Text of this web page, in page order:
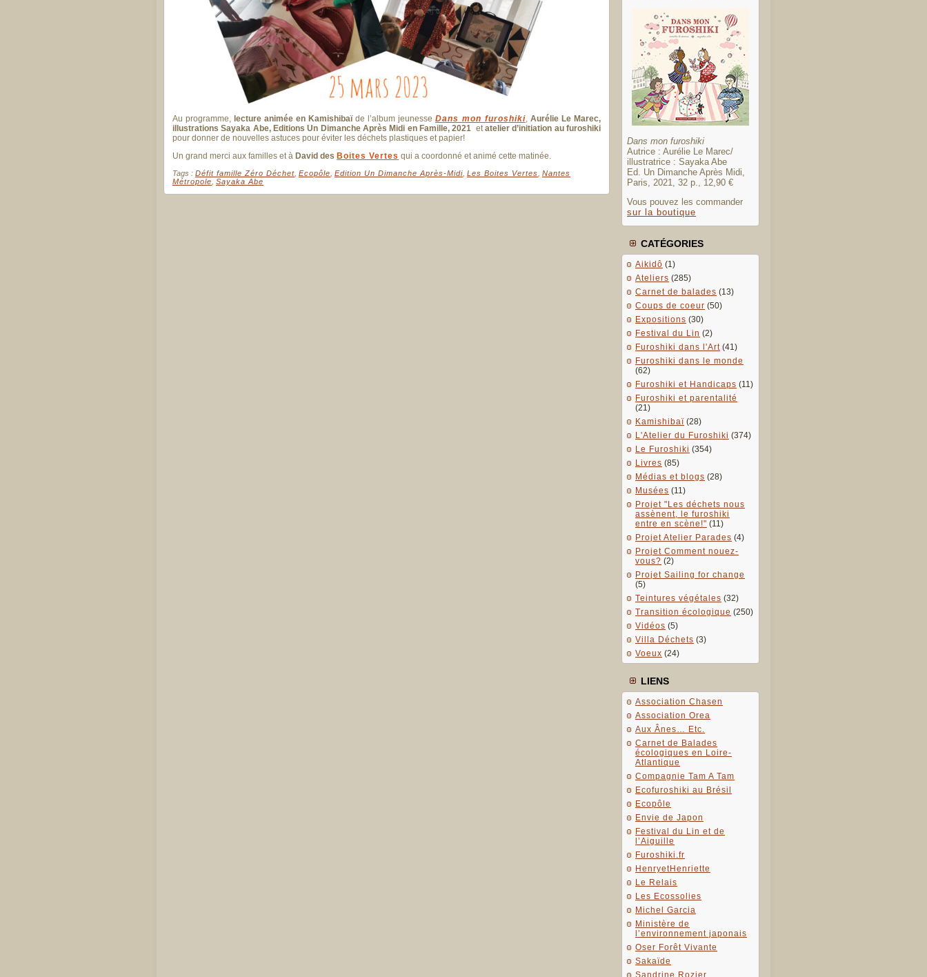
Au programme, lecture animée en Kamishibaïde l’album jeunesse Dans mon furoshiki Aurélie Le Marec,
illustrations Sayaka Abe, Editions Un Dimanche Après Midi en Famille, 2021 etatelier d’initiation au furoshiki
pour donner de nouvelles astuces pour éviter les déchets plastiques et papier!
Un grand merci aux familles et à David des Boites Vertes qui a coordonné et animé cette matinée.
Tags : Défit famille Zéro Déchet Ecopôle Edition Un Dimanche Après-Midi Les Boites Vertes Nantes
Métropole Sayaka Abe
Dans mon furoshiki
Autrice : Aurélie Le Marec/
illustratrice : Sayaka Abe
Ed. Un Dimanche Après Midi,
Paris, 2021, 32 p., 12,90 €
Vous pouvez les commander
sur la boutique
CATÉGORIES
Aikidô (1)
Ateliers (285)
Carnet de balades (13)
Coups de coeur (50)
Expositions (30)
Festival du Lin (2)
Furoshiki dans l'Art (41)
Furoshiki dans le monde
(62)
Furoshiki et Handicaps (11)
Furoshiki et parentalité
(21)
Kamishibaï (28)
L'Atelier du Furoshiki (374)
Le Furoshiki (354)
Livres (85)
Médias et blogs (28)
Musées (11)
Projet "Les déchets nous
assènent, le furoshiki
entre en scène!" (11)
Projet Atelier Parades (4)
Projet Comment nouez-
vous? (2)
Projet Sailing for change
(5)
Teintures végétales (32)
Transition écologique (250)
Vidéos (5)
Villa Déchets (3)
Voeux (24)
LIENS
Association Chasen
Association Orea
Aux Ânes… Etc.
Carnet de Balades
écologiques en Loire-
Atlantique
Compagnie Tam A Tam
Ecofuroshiki au Brésil
Ecopôle
Envie de Japon
Festival du Lin et de
l’Aiguille
Furoshiki.fr
HenryetHenriette
Le Relais
Les Ecossolies
Michel Garcia
Ministère de
l’environnement japonais
Oser Forêt Vivante
Sakaïde
Sandrine Rozier